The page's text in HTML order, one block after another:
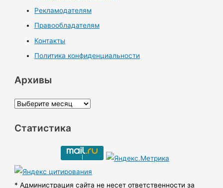
Рекламодателям
Правообладателям
Контакты
Политика конфиденциальности
Архивы
А
х
ы
Статистика
* Администрация сайта не несет ответственности за